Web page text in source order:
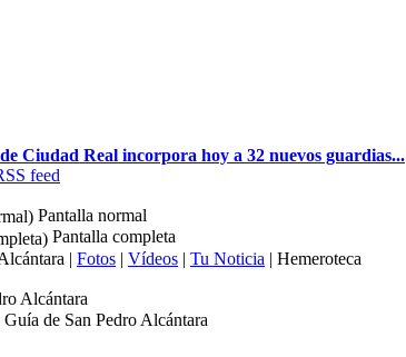
Ciudad Real incorpora hoy a 32 nuevos guardias...
Pantalla normal
Pantalla completa
| Fotos | Vídeos | Tu Noticia | Hemeroteca
Alcántara
Guía de San Pedro Alcántara